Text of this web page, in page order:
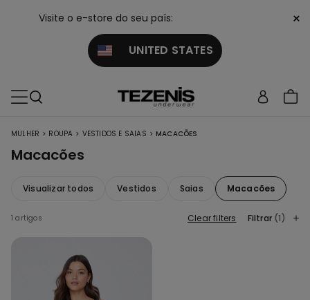
Visite o e-store do seu país:
UNITED STATES
×
MULHER > ROUPA > VESTIDOS E SAIAS > MACACÕES
Macacões
Visualizar todos Vestidos Saias Macacões
1 artigos Clear filters Filtrar (1)